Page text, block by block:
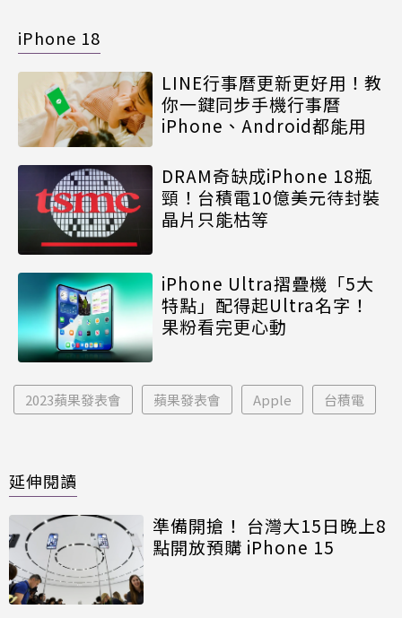
iPhone 18
LINE行事曆更新更好用！教
你一鍵同步手機行事曆
iPhone、Android都能用
DRAM奇缺成iPhone 18瓶
頸！台積電10億美元待封裝
晶片只能枯等
iPhone Ultra摺疊機「5大
特點」配得起Ultra名字！
果粉看完更心動
2023蘋果發表會 蘋果發表會 Apple 台積電
延伸閱讀
準備開搶！ 台灣大15日晚上8
點開放預購 iPhone 15